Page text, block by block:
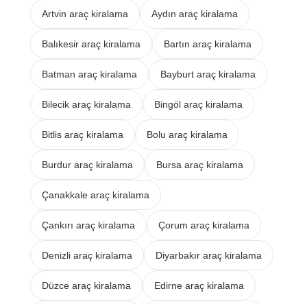
Artvin araç kiralama Aydın araç kiralama
Balıkesir araç kiralama Bartın araç kiralama
Batman araç kiralama Bayburt araç kiralama
Bilecik araç kiralama Bingöl araç kiralama
Bitlis araç kiralama Bolu araç kiralama
Burdur araç kiralama Bursa araç kiralama
Çanakkale araç kiralama
Çankırı araç kiralama Çorum araç kiralama
Denizli araç kiralama Diyarbakır araç kiralama
Düzce araç kiralama Edirne araç kiralama